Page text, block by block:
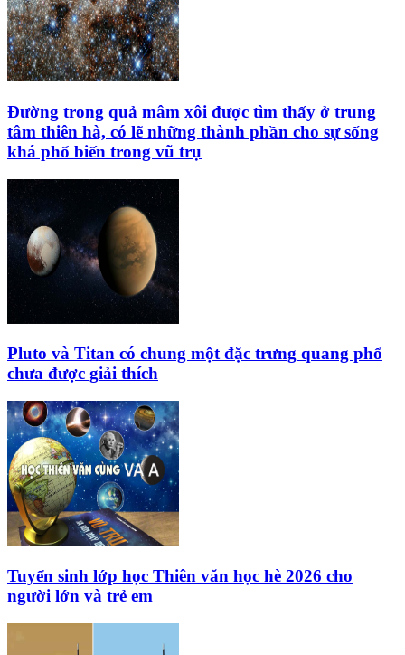
Đường trong quả mâm xôi được tìm thấy ở trung
tâm thiên hà, có lẽ những thành phần cho sự sống
khá phổ biến trong vũ trụ
Pluto và Titan có chung một đặc trưng quang phổ
chưa được giải thích
Tuyển sinh lớp học Thiên văn học hè 2026 cho
người lớn và trẻ em